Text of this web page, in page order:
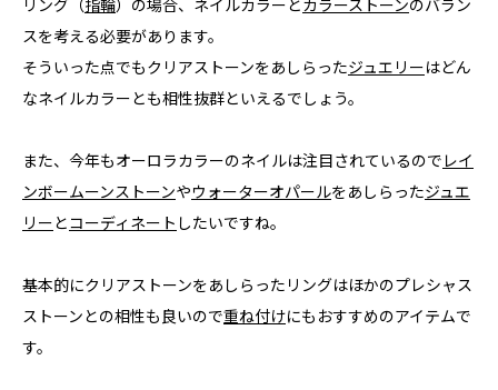
スを考える必要があります。
そういった点でもクリアストーンをあしらったジュエリーはどん
なネイルカラーとも相性抜群といえるでしょう。
また、今年もオーロラカラーのネイルは注目されているので レイ
ンボームーンストーンやウォーターオパールをあしらったジュエ
リーとコーディネート したいですね。
基本的にクリアストーンをあしらったリングはほかのプレシャス
ストーンとの相性も良いので重ね付けにもおすすめのアイテムで
す。